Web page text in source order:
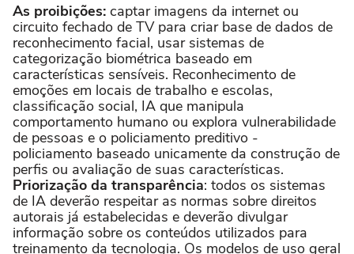
As proibições: captar imagens da internet ou
circuito fechado de TV para criar base de dados de
reconhecimento facial, usar sistemas de
categorização biométrica baseado em
características sensíveis. Reconhecimento de
emoções em locais de trabalho e escolas,
classificação social, IA que manipula
comportamento humano ou explora vulnerabilidade
de pessoas e o policiamento preditivo -
policiamento baseado unicamente da construção de
perfis ou avaliação de suas características.
Priorização da transparência: todos os sistemas
de IA deverão respeitar as normas sobre direitos
autorais já estabelecidas e deverão divulgar
informação sobre os conteúdos utilizados para
treinamento da tecnologia. Os modelos de uso geral